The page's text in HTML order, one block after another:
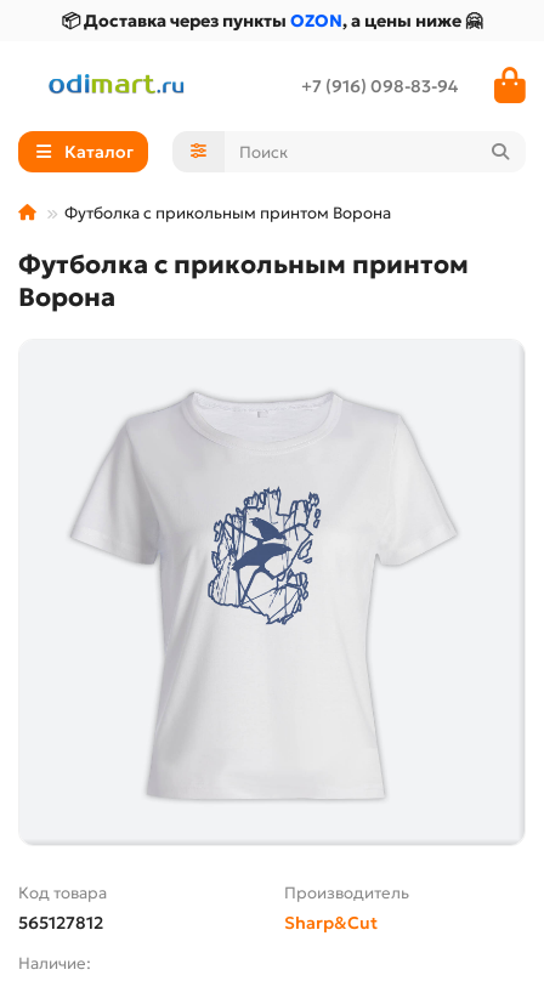
📦 Доставка через пункты OZON, а цены ниже 🤗
+7 (916) 098-83-94
Каталог
Футболка с прикольным принтом Ворона
Футболка с прикольным принтом
Ворона
Код товара
565127812
Производитель
Sharp&Cut
Наличие: